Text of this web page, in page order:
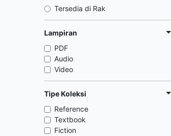
Tersedia di Rak
Lampiran
PDF
Audio
Video
Tipe Koleksi
Reference
Textbook
Fiction